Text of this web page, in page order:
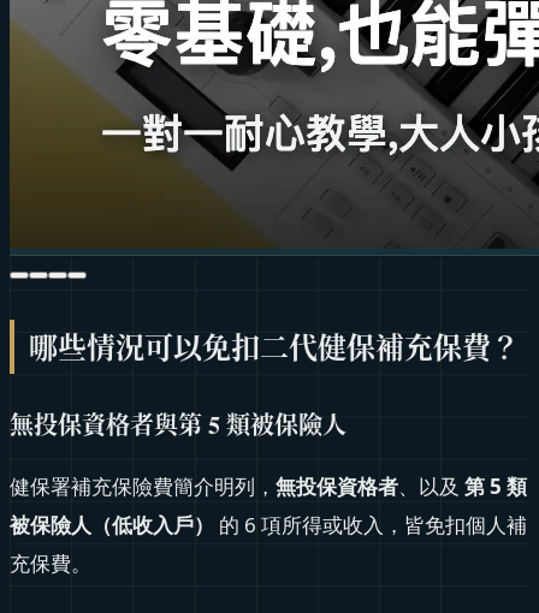
哪些情況可以免扣二代健保補充保費？
無投保資格者與第 5 類被保險人
健保署補充保險費簡介明列， 無投保資格者、以及 第 5 類
被保險人（低收入戶）
的 6 項所得或收入，皆免扣個人補
充保費。